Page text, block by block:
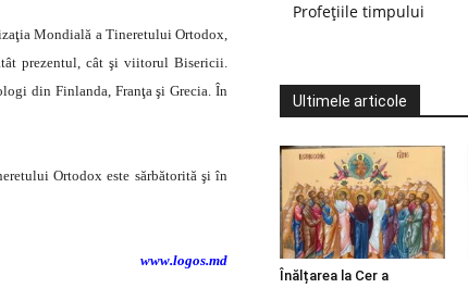
Mondială a Tineretului Ortodox,
prezentul, cât şi viitorul Bisericii.
din Finlanda, Franţa şi Grecia. În
Ortodox este sărbătorită şi în
www.logos.md
Profețiile timpului
Ultimele articole
Înălțarea la Cer a